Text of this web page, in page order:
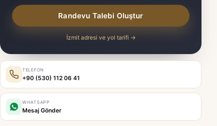
Randevu Talebi Oluştur
İzmit adresi ve yol tarifi →
TELEFON
+90 (530) 112 06 41
WHATSAPP
Mesaj Gönder